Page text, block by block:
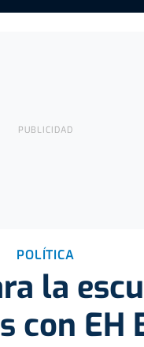
POLÍTICA
la
con EH